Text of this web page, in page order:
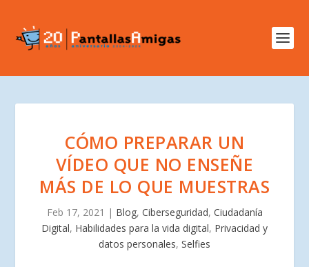
CÓMO PREPARAR UN
VÍDEO QUE NO ENSEÑE
MÁS DE LO QUE MUESTRAS
Feb 17, 2021 | Blog, Ciberseguridad, Ciudadanía
Digital, Habilidades para la vida digital, Privacidad y
datos personales, Selfies